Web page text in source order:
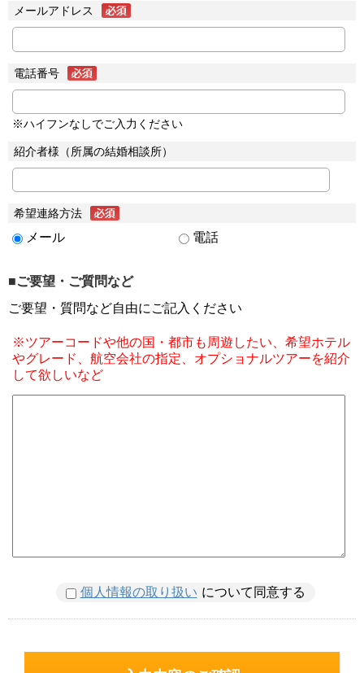
メールアドレス
電話番号
※ハイフンなしでご入力ください
紹介者様（所属の結婚相談所）
希望連絡方法
メール 電話
■ご要望・ご質問など
ご要望・質問など自由にご記入ください
※ツアーコードや他の国・都市も周遊したい、希望ホテル
やグレード、航空会社の指定、オプショナルツアーを紹介
して欲しいなど
個人情報の取り扱い について同意する